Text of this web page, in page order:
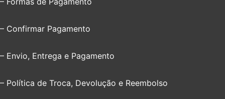
– Confirmar Pagamento
– Envio, Entrega e Pagamento
– Política de Troca, Devolução e Reembolso